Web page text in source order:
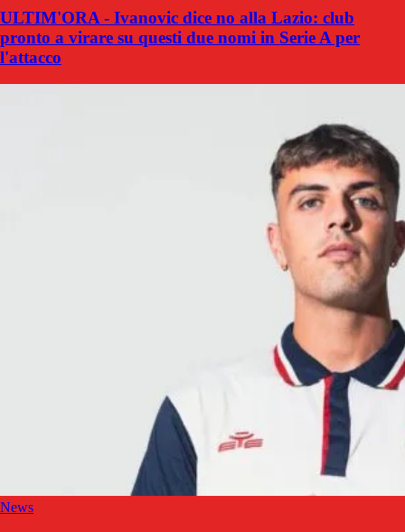
ULTIM'ORA - Ivanovic dice no alla Lazio: club
pronto a virare su questi due nomi in Serie A per
l'attacco
News